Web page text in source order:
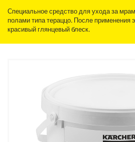
Специальное средство для ухода за
полами типа тераццо. После применения
красивый глянцевый блеск.